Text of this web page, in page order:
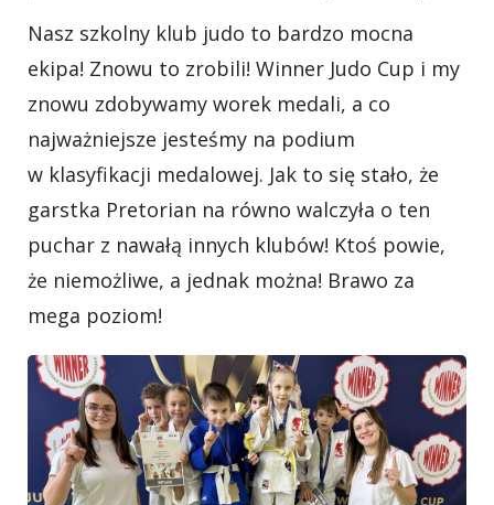
Nasz szkolny klub judo to bardzo mocna
ekipa! Znowu to zrobili! Winner Judo Cup i my
znowu zdobywamy worek medali, a co
najważniejsze jesteśmy na podium
w klasyfikacji medalowej. Jak to się stało, że
garstka Pretorian na równo walczyła o ten
puchar z nawałą innych klubów! Ktoś powie,
że niemożliwe, a jednak można! Brawo za
mega poziom!